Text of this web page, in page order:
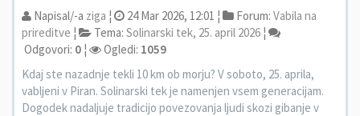
Napisal/-a ziga ¦ 24 Mar 2026, 12:01 ¦ Forum: Vabila na
prireditve ¦ Tema: Solinarski tek, 25. april 2026 ¦
Odgovori: 0 ¦ Ogledi: 1059
Kdaj ste nazadnje tekli 10 km ob morju? V soboto, 25. aprila,
vabljeni v Piran. Solinarski tek je namenjen vsem generacijam.
Dogodek nadaljuje tradicijo povezovanja ljudi skozi gibanje v